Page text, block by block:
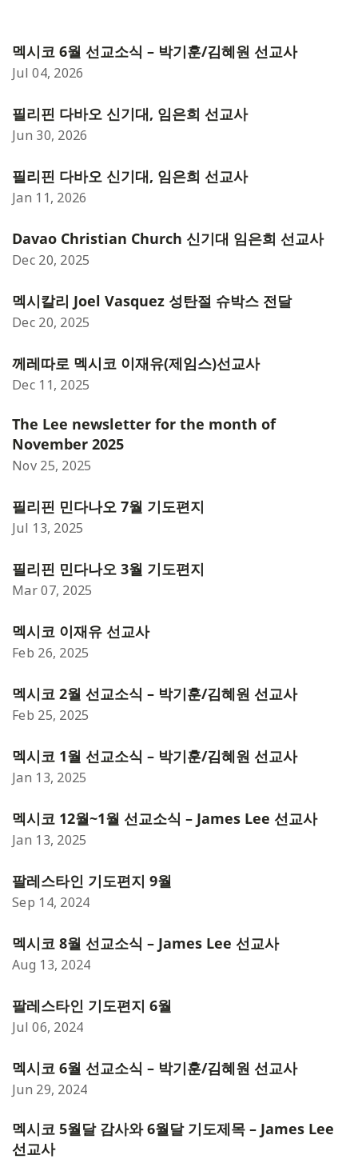
멕시코 6월 선교소식 – 박기훈/김혜원 선교사
Jul 04, 2026
필리핀 다바오 신기대, 임은희 선교사
Jun 30, 2026
필리핀 다바오 신기대, 임은희 선교사
Jan 11, 2026
Davao Christian Church 신기대 임은희 선교사
Dec 20, 2025
멕시칼리 Joel Vasquez 성탄절 슈박스 전달
Dec 20, 2025
께레따로 멕시코 이재유(제임스)선교사
Dec 11, 2025
The Lee newsletter for the month of
November 2025
Nov 25, 2025
필리핀 민다나오 7월 기도편지
Jul 13, 2025
필리핀 민다나오 3월 기도편지
Mar 07, 2025
멕시코 이재유 선교사
Feb 26, 2025
멕시코 2월 선교소식 – 박기훈/김혜원 선교사
Feb 25, 2025
멕시코 1월 선교소식 – 박기훈/김혜원 선교사
Jan 13, 2025
멕시코 12월~1월 선교소식 – James Lee 선교사
Jan 13, 2025
팔레스타인 기도편지 9월
Sep 14, 2024
멕시코 8월 선교소식 – James Lee 선교사
Aug 13, 2024
팔레스타인 기도편지 6월
Jul 06, 2024
멕시코 6월 선교소식 – 박기훈/김혜원 선교사
Jun 29, 2024
멕시코 5월달 감사와 6월달 기도제목 – James Lee
선교사